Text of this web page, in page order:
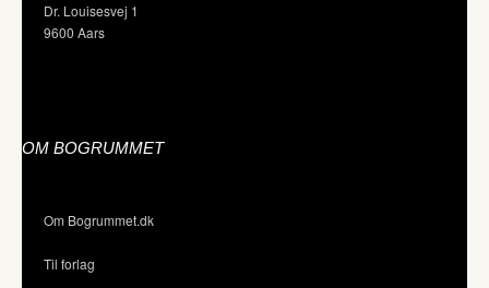
Dr. Louisesvej 1
9600 Aars
OM BOGRUMMET
Om Bogrummet.dk
Til forlag